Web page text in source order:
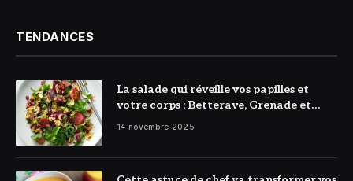
TENDANCES
La salade qui réveille vos papilles et
votre corps : Betterave, Grenade et
Citron à l’honneur
14 novembre 2025